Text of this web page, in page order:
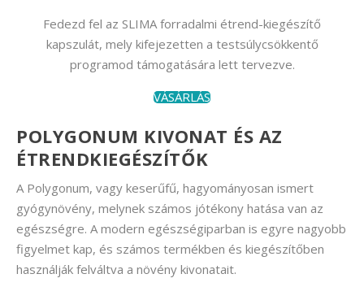
Fedezd fel az SLIMA forradalmi étrend-kiegészítő
kapszulát, mely kifejezetten a testsúlycsökkentő
programod támogatására lett tervezve.
VÁSÁRLÁS
POLYGONUM KIVONAT ÉS AZ
ÉTRENDKIEGÉSZÍTŐK
A Polygonum, vagy keserűfű, hagyományosan ismert
gyógynövény, melynek számos jótékony hatása van az
egészségre. A modern egészségiparban is egyre nagyobb
figyelmet kap, és számos termékben és kiegészítőben
használják felváltva a növény kivonatait.